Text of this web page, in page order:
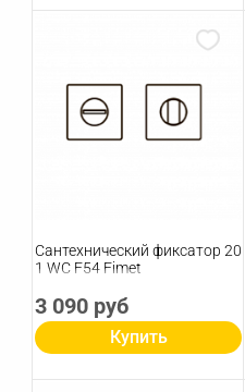
Сантехнический фиксатор 20
1 WC F54 Fimet
3 090 руб
Купить